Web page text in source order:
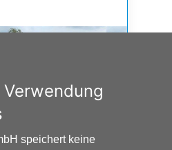
speichert keine